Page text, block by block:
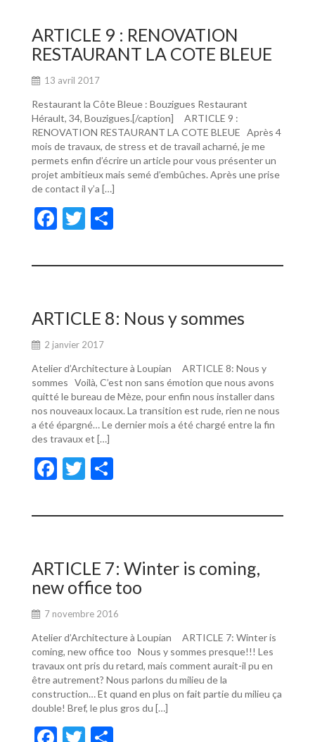
o
o
k
er
ARTICLE 9 : RENOVATION
RESTAURANT LA COTE BLEUE
13 avril 2017
Restaurant la Côte Bleue : Bouzigues Restaurant
Hérault, 34, Bouzigues.[/caption] ARTICLE 9 :
RENOVATION RESTAURANT LA COTE BLEUE Après 4
mois de travaux, de stress et de travail acharné, je me
permets enfin d’écrire un article pour vous présenter un
projet ambitieux mais semé d’embûches. Après une prise
de contact il y’a […]
F
e
o
o
k
T
itt ta
er
ARTICLE 8: Nous y sommes
2 janvier 2017
Atelier d’Architecture à Loupian ARTICLE 8: Nous y
sommes Voilà, C’est non sans émotion que nous avons
quitté le bureau de Mèze, pour enfin nous installer dans
nos nouveaux locaux. La transition est rude, rien ne nous
a été épargné… Le dernier mois a été chargé entre la fin
des travaux et […]
F
e
o
o
k
T
itt ta
er
ARTICLE 7: Winter is coming,
new office too
7 novembre 2016
Atelier d’Architecture à Loupian ARTICLE 7: Winter is
coming, new office too Nous y sommes presque!!! Les
travaux ont pris du retard, mais comment aurait-il pu en
être autrement? Nous parlons du milieu de la
construction… Et quand en plus on fait partie du milieu ça
double! Bref, le plus gros du […]